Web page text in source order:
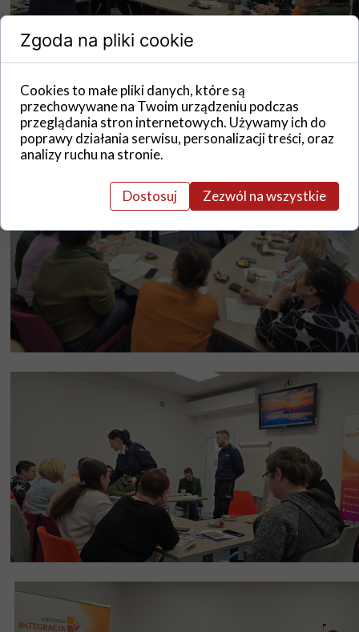
Zgoda na pliki cookie
Cookies to małe pliki danych, które są
przechowywane na Twoim urządzeniu podczas
przeglądania stron internetowych. Używamy ich do
poprawy działania serwisu, personalizacji treści, oraz
analizy ruchu na stronie.
Dostosuj Zezwól na wszystkie